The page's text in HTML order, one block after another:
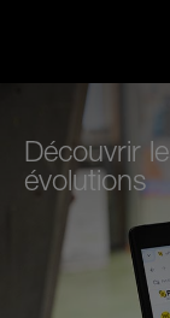
Découvrir
évolutions